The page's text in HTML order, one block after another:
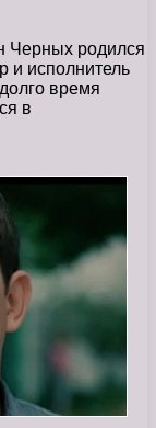
Черных родился
и исполнитель
время
в